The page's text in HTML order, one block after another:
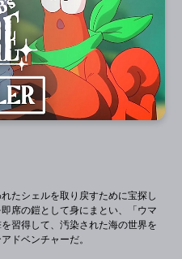
たシェルを取り戻すために宝探し
席の鎧として身にまとい、「ウマ
習得して、汚染された海の世界を
ドベンチャーだ。